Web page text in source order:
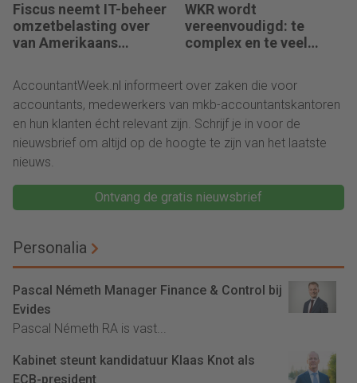
Fiscus neemt IT-beheer
omzetbelasting over
van Amerikaans
WKR wordt
vereenvoudigd: te
complex en te veel
AccountantWeek.nl informeert over zaken die voor
accountants, medewerkers van mkb-accountantskantoren
en hun klanten écht relevant zijn. Schrijf je in voor de
nieuwsbrief om altijd op de hoogte te zijn van het laatste
nieuws.
Ontvang de gratis nieuwsbrief
Personalia
Pascal Németh Manager Finance & Control bij
Evides
Pascal Németh RA is vast...
Kabinet steunt kandidatuur Klaas Knot als
ECB-president